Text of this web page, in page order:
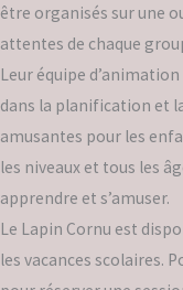
être organisés sur une
attentes de chaque
Leur équipe
dans la planification et
amusantes pour les
les niveaux et tous les
apprendre et s’amuser.
Le Lapin Cornu est
les vacances scolaires.